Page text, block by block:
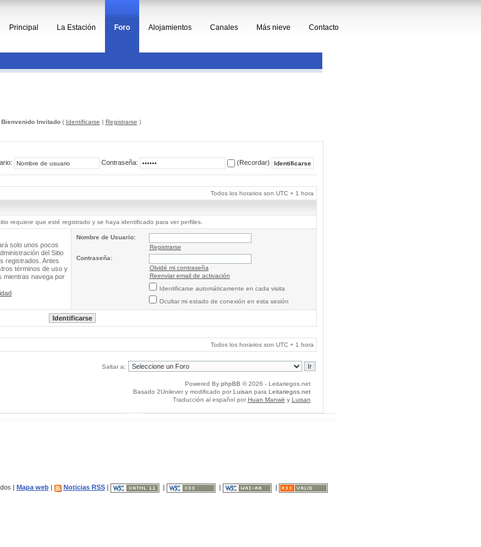
Principal La Estación Foro Alojamientos Canales Más nieve Contacto
Bienvenido Invitado( Identificarse | Registrarse )
Contraseña: (Recordar)
Todos los horarios son UTC + 1 hora
requiere que esté registrado y se haya identificado para ver perfiles.
solo unos pocos
del Sitio
registrados. Antes
términos de uso y
mientras navega por
Nombre de Usuario:
Registrarse
Contraseña:
Olvidé mi contraseña
Reenviar email de activación
Identificarse automáticamente en cada visita
Ocultar mi estado de conexión en esta sesión
Todos los horarios son UTC + 1 hora
Saltar a:
Powered By phpBB © 2026 - Leitariegos.net
Basado 2Unilever y modificado por Luisan para Leitariegos.net
Traducción al español por Huan Manwë y Luisan
| Mapa web| Noticias RSS|